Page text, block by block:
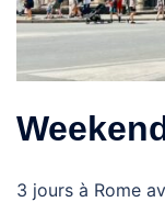
3 jours à Rome